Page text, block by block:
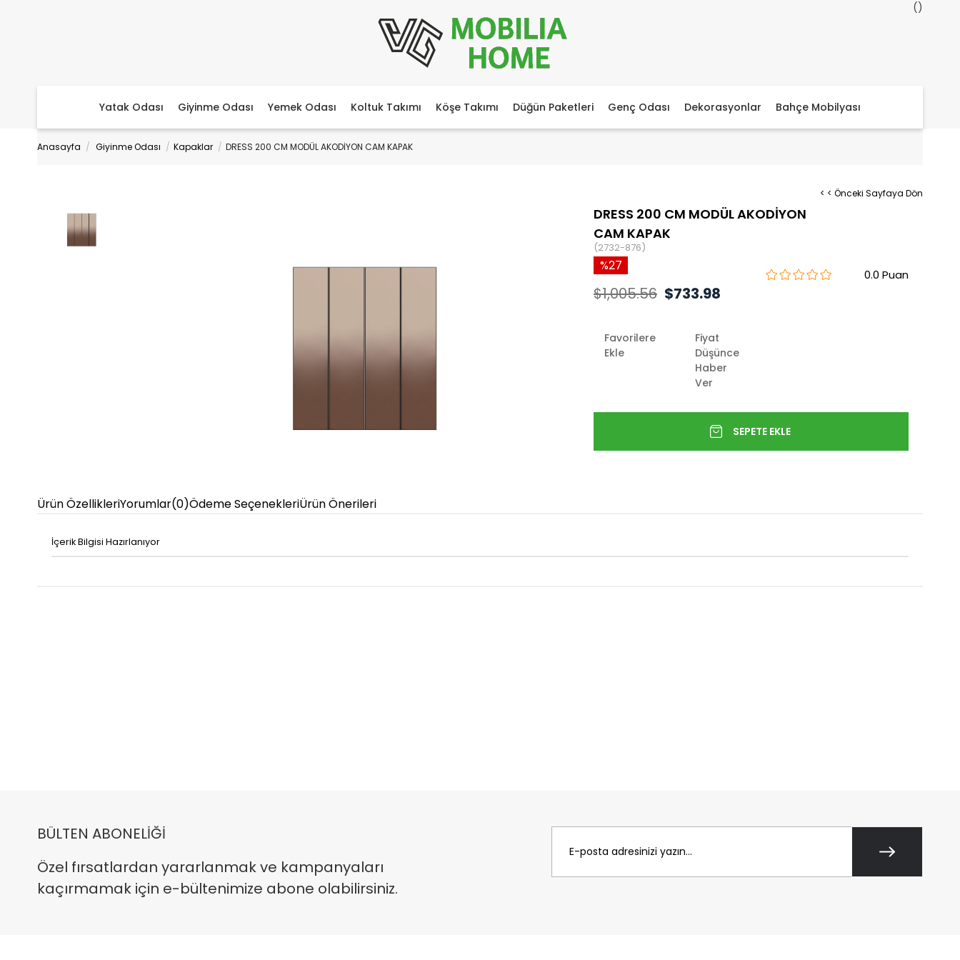
Yatak Odası Giyinme Odası Yemek Odası Koltuk Takımı Köşe Takımı Düğün Paketleri Genç Odası Dekorasyonlar Bahçe Mobilyası
Anasayfa Giyinme Odası Kapaklar DRESS 200 CM MODÜL AKODİYON CAM KAPAK
< < Önceki Sayfaya Dön
DRESS 200 CM MODÜL AKODİYON
CAM KAPAK
(2732-876)
0.0
27
$1,005.56 $733.98
Favorilere
Ekle
Fiyat
Düşünce
Haber
Ver
Ürün ÖzellikleriYorumlar(0)Ödeme SeçenekleriÜrün Önerileri
İçerik Bilgisi Hazırlanıyor
BÜLTEN ABONELİĞİ
Özel fırsatlardan yararlanmak ve kampanyaları
kaçırmamak için e-bültenimize abone olabilirsiniz.